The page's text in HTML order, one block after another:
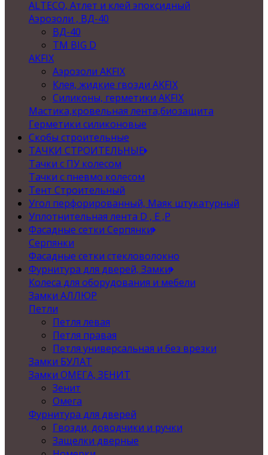
ALTECO, Атлет и клей эпоксидный
Аэрозоли , ВД-40
ВД-40
TM BIG D
AKFIX
Аэрозоли AKFIX
Клея, жидкие гвозди AKFIX
Силиконы, герметики AKFIX
Мастика,кровельная лента,биозащита
Герметики силиконовые
Скобы строительные
ТАЧКИ СТРОИТЕЛЬНЫЕ
Тачки с ПУ колесом
Тачки с пневмо колесом
Тент Строительный
Угол перфорированный, Маяк штукатурный
Уплотнительная лента D , Е ,P
Фасадные сетки Серпянки
Серпянки
Фасадные сетки стекловолокно
Фурнитура для дверей, Замки
Колеса для оборудования и мебели
Замки АЛЛЮР
Петли
Петля левая
Петля правая
Петля универсальная и без врезки
Замки БУЛАТ
Замки ОМЕГА, ЗЕНИТ
Зенит
Омега
Фурнитура для дверей
Гвозди, доводчики и ручки
Защелки дверные